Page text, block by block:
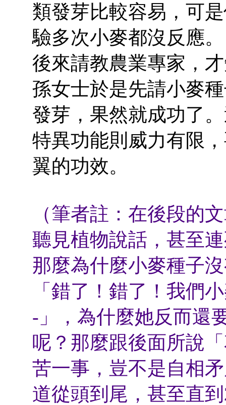
類發芽比較容易，可
驗多次小麥都沒反應。
後來請教農業專家，
孫女士於是先請小麥
發芽，果然就成功了
特異功能則威力有限
翼的功效。
（筆者註：在後段的
聽見植物說話，甚至
那麼為什麼小麥種子
「錯了！錯了！我們
-」，為什麼她反而還
呢？那麼跟後面所說
苦一事，豈不是自相
道從頭到尾，甚至直